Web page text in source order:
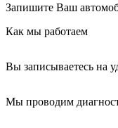
Запишите Ваш
Как мы работаем
Вы записываетесь на
Мы проводим